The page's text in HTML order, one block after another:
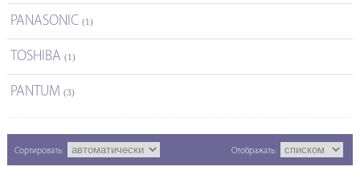
PANASONIC(1)
TOSHIBA(1)
PANTUM(3)
Сортировать: Отображать: